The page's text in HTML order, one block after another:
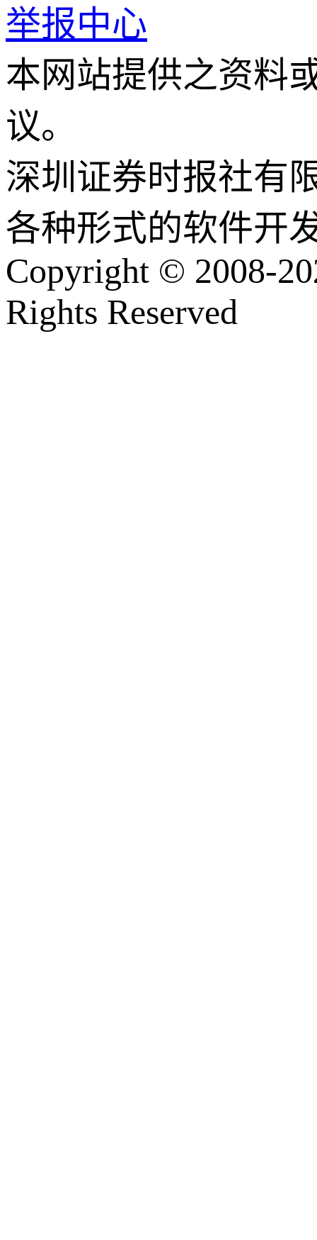
举报中心
本网站提供之资料
议。
深圳证券时报社有
各种形式的软件开
Copyright © 2008-
Rights Reserved